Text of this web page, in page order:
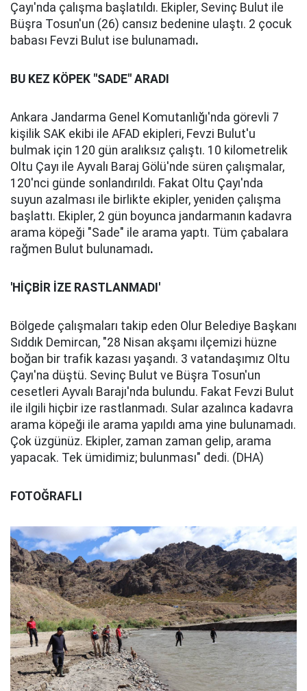
Çayı'nda çalışma başlatıldı. Ekipler, Sevinç Bulut ile
Büşra Tosun'un (26) cansız bedenine ulaştı. 2 çocuk
babası Fevzi Bulut ise bulunamadı.
BU KEZ KÖPEK "SADE" ARADI
Ankara Jandarma Genel Komutanlığı'nda görevli 7
kişilik SAK ekibi ile AFAD ekipleri, Fevzi Bulut'u
bulmak için 120 gün aralıksız çalıştı. 10 kilometrelik
Oltu Çayı ile Ayvalı Baraj Gölü'nde süren çalışmalar,
120'nci günde sonlandırıldı. Fakat Oltu Çayı'nda
suyun azalması ile birlikte ekipler, yeniden çalışma
başlattı. Ekipler, 2 gün boyunca jandarmanın kadavra
arama köpeği "Sade" ile arama yaptı. Tüm çabalara
rağmen Bulut bulunamadı.
'HİÇBİR İZE RASTLANMADI'
Bölgede çalışmaları takip eden Olur Belediye Başkanı
Sıddık Demircan, "28 Nisan akşamı ilçemizi hüzne
boğan bir trafik kazası yaşandı. 3 vatandaşımız Oltu
Çayı'na düştü. Sevinç Bulut ve Büşra Tosun'un
cesetleri Ayvalı Barajı'nda bulundu. Fakat Fevzi Bulut
ile ilgili hiçbir ize rastlanmadı. Sular azalınca kadavra
arama köpeği ile arama yapıldı ama yine bulunamadı.
Çok üzgünüz. Ekipler, zaman zaman gelip, arama
yapacak. Tek ümidimiz; bulunması" dedi. (DHA)
FOTOĞRAFLI